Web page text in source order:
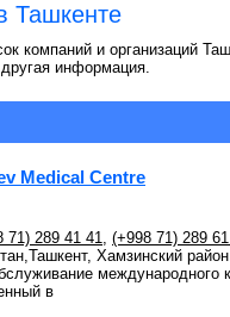
Ташкенте
компаний и организаций
информация.
Medical Centre
71) 289 41 41, (+998 71) 289
Хамзинский
в